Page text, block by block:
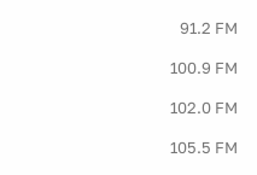
91.2 FM
100.9 FM
102.0 FM
105.5 FM